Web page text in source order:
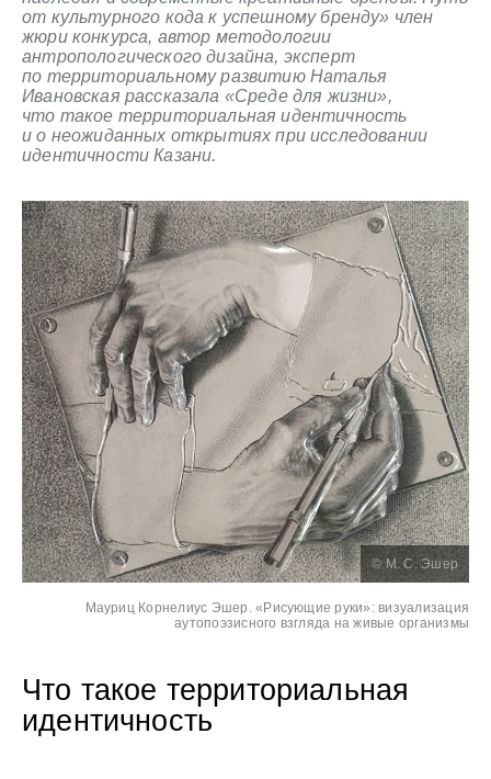
от культурного кода к успешному бренду» член
жюри конкурса, автор методологии
антропологического дизайна, эксперт
по территориальному развитию Наталья
Ивановская рассказала «Среде для жизни»,
что такое территориальная идентичность
и о неожиданных открытиях при исследовании
идентичности Казани.
© М. C. Эшер
Мауриц Корнелиус Эшер. «Рисующие руки»: визуализация
аутопоэзисного взгляда на живые организмы
Что такое территориальная
идентичность